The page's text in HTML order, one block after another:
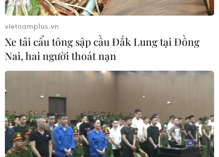
vietnamplus.vn
Xe tải cẩu tông sập cầu Đắk Lung tại Đồng
Nai, hai người thoát nạn